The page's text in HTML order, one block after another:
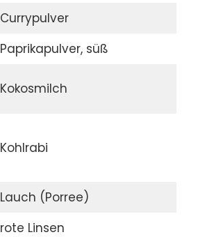
Currypulver
Paprikapulver, süß
Kokosmilch
Kohlrabi
Lauch (Porree)
rote Linsen